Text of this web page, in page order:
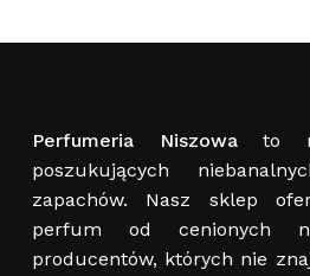
Perfumeria Niszowato
poszukujących
zapachów. Nasz sklep
perfum od cenionych
producentów, których nie